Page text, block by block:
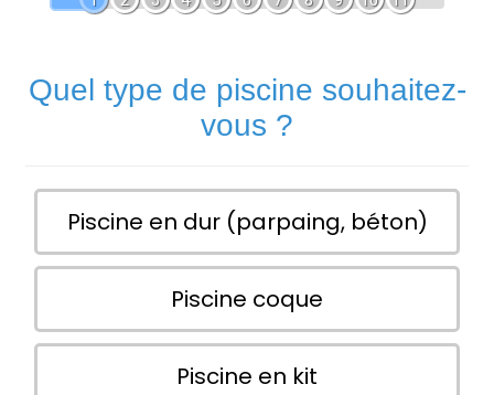
Quel type de piscine souhaitez-
vous ?
Piscine en dur (parpaing, béton)
Piscine coque
Piscine en kit